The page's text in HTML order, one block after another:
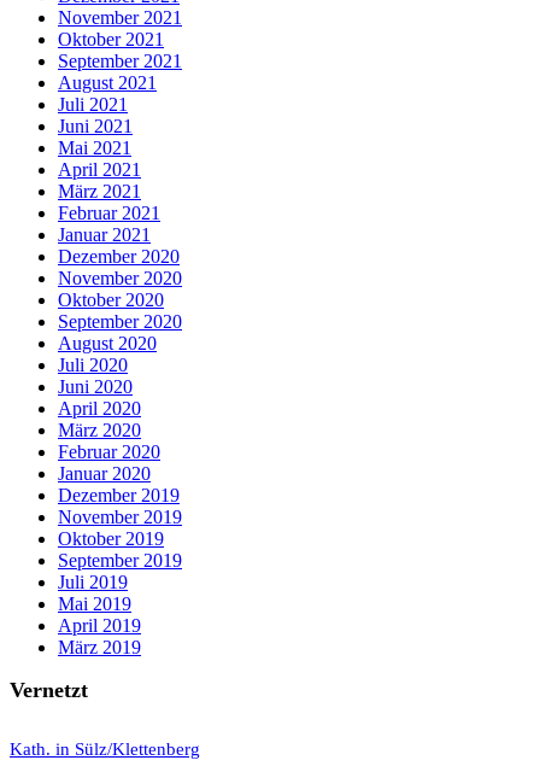
November 2021
Oktober 2021
September 2021
August 2021
Juli 2021
Juni 2021
Mai 2021
April 2021
März 2021
Februar 2021
Januar 2021
Dezember 2020
November 2020
Oktober 2020
September 2020
August 2020
Juli 2020
Juni 2020
April 2020
März 2020
Februar 2020
Januar 2020
Dezember 2019
November 2019
Oktober 2019
September 2019
Juli 2019
Mai 2019
April 2019
März 2019
Vernetzt
Kath. in Sülz/Klettenberg